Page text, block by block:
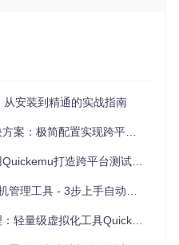
配置框架，平衡易用性和自
共同实现"复杂后台化，操
决的三个核心痛点，以及它
安装到精通的实战指南
极简配置实现跨平台高效体验
打造跨平台测试与开发环境
- 3步上手自动化跨系统虚拟化方案
级虚拟化工具Quickemu全解析